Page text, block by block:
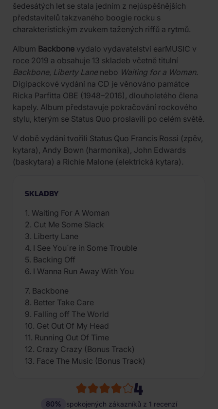
šedesátých let se stala jedním z nejúspěšnějších
představitelů takzvaného boogie rocku s
charakteristickým zvukem tažených riffů a rytmů.
Album Backbone vydalo vydavatelství earMUSIC v
roce 2019 a obsahuje 13 skladeb včetně titulní
Backbone, Liberty Lanenebo Waiting for a Woman.
Digipackové vydání na CD je věnováno památce
Ricka Parfitta OBE (1948–2016), dlouholetého člena
kapely. Album představuje pokračování rockového
stylu, kterým se Status Quo proslavili po celém světě.
V době vydání tvořili Status Quo Francis Rossi (zpěv,
kytara), Andy Bown (harmonika), John Edwards
(baskytara) a Richie Malone (elektrická kytara).
SKLADBY
1. Waiting For A Woman
2. Cut Me Some Slack
3. Liberty Lane
4. I See You´re in Some Trouble
5. Backing Off
6. I Wanna Run Away With You
7. Backbone
8. Better Take Care
9. Falling off The World
10. Get Out Of My Head
11. Running Out Of Time
12. Crazy Crazy (Bonus Track)
13. Face The Music (Bonus Track)
4
80% spokojených zákazníků z 1 recenzí